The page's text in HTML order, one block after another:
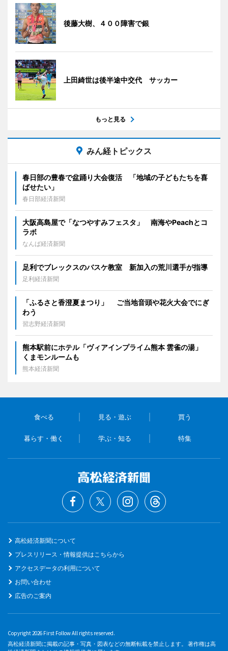
後藤大樹、４００障害で銀
上田綺世は後半途中交代 サッカー
もっと見る
みん経トピックス
春日部の豊春で盆踊り大会復活 「地域の子どもたちを喜
ばせたい」
春日部経済新聞
大阪高島屋で「なつやすみフェスタ」 南海やPeachとコ
ラボ
なんば経済新聞
足利でブレックスのバスケ教室 新加入の荒川選手が指導
足利経済新聞
「ふるさと香澄夏まつり」 ご当地音頭や花火大会でにぎ
わう
習志野経済新聞
熊本駅前にホテル「ヴィアインプライム熊本 雲雀の湯」
くまモンルームも
熊本経済新聞
食べる 見る・遊ぶ 買う
暮らす・働く 学ぶ・知る 特集
高松経済新聞について
プレスリリース・情報提供はこちらから
アクセスデータの利用について
お問い合わせ
広告のご案内
Copyright 2026 First Follow All rights reserved.
高松経済新聞に掲載の記事・写真・図表などの無断転載を禁止します。 著作権は高